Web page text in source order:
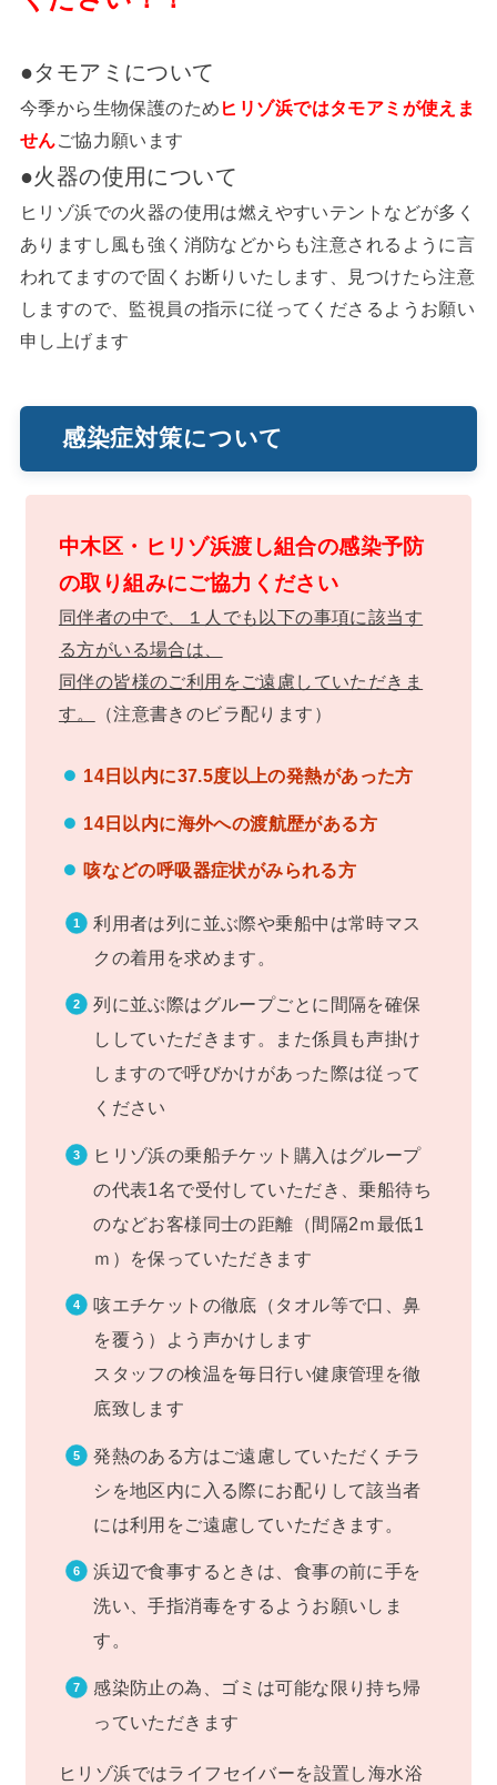
●タモアミについて
今季から生物保護のため ヒリゾ浜ではタモアミが使えま
せんご協力願います
●火器の使用について
ヒリゾ浜での火器の使用は燃えやすいテントなどが多く
ありますし風も強く消防などからも注意されるように言
われてますので固くお断りいたします、見つけたら注意
しますので、監視員の指示に従ってくださるようお願い
申し上げます
感染症対策について
中木区・ヒリゾ浜渡し組合の感染予防
の取り組みにご協力ください
同伴者の中で、１人でも以下の事項に該当す
る方がいる場合は、
同伴の皆様のご利用をご遠慮していただきま
す。
（注意書きのビラ配ります）
14日以内に37.5度以上の発熱があった方
14日以内に海外への渡航歴がある方
咳などの呼吸器症状がみられる方
利用者は列に並ぶ際や乗船中は常時マス
クの着用を求めます。
列に並ぶ際はグループごとに間隔を確保
ししていただきます。また係員も声掛け
しますので呼びかけがあった際は従って
ください
ヒリゾ浜の乗船チケット購入はグループ
の代表1名で受付していただき、乗船待ち
のなどお客様同士の距離（間隔2ｍ最低1
ｍ）を保っていただきます
咳エチケットの徹底（タオル等で口、鼻
を覆う）よう声かけします
スタッフの検温を毎日行い健康管理を徹
底致します
発熱のある方はご遠慮していただくチラ
シを地区内に入る際にお配りして該当者
には利用をご遠慮していただきます。
浜辺で食事するときは、食事の前に手を
洗い、手指消毒をするようお願いしま
す。
感染防止の為、ゴミは可能な限り持ち帰
っていただきます
ヒリゾ浜ではライフセイバーを設置し海水浴